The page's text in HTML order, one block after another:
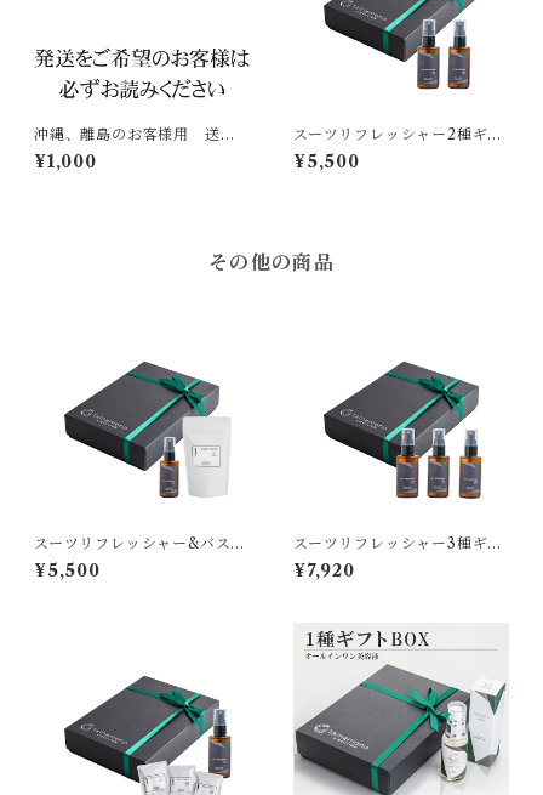
沖縄、離島のお客様用 送
料 1000円
¥1,000
スーツリフレッシャー2種ギフ
トBOX [tamamono organi
c]
¥5,500
その他の商品
スーツリフレッシャー&バスソ
ルト2種ギフトBOX [tamamo
no organic]
¥5,500
スーツリフレッシャー3種ギフ
トBOX [tamamono organi
c]
¥7,920